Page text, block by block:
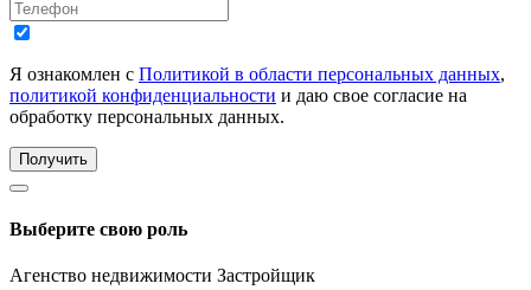
Я ознакомлен с Политикой в области персональных данных,
политикой конфиденциальности и даю свое согласие на
обработку персональных данных.
Получить
Выберите свою роль
Агенство недвижимости Застройщик